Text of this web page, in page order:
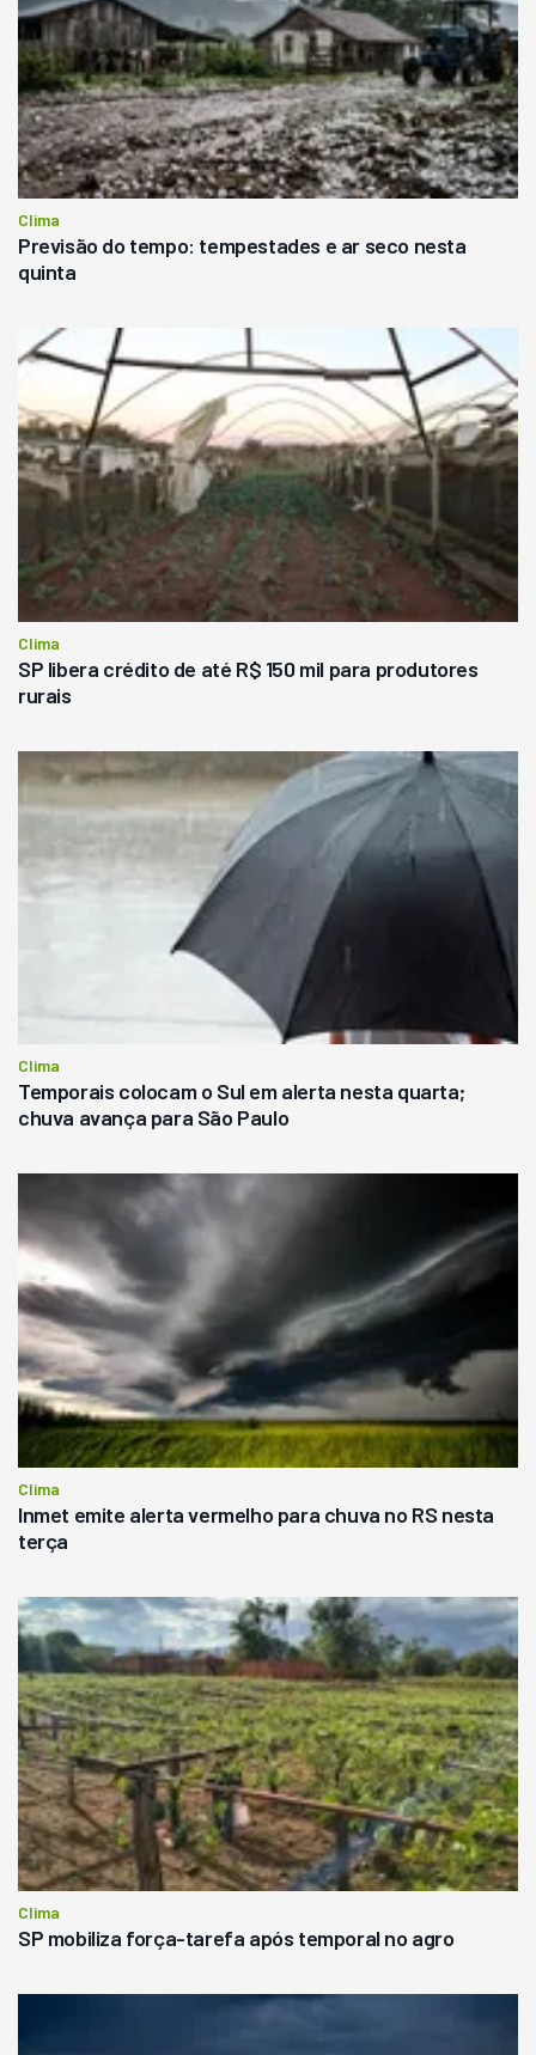
Clima
Previsão do tempo: tempestades e ar seco nesta
quinta
Clima
SP libera crédito de até R$ 150 mil para produtores
rurais
Clima
Temporais colocam o Sul em alerta nesta quarta;
chuva avança para São Paulo
Clima
Inmet emite alerta vermelho para chuva no RS nesta
terça
Clima
SP mobiliza força-tarefa após temporal no agro